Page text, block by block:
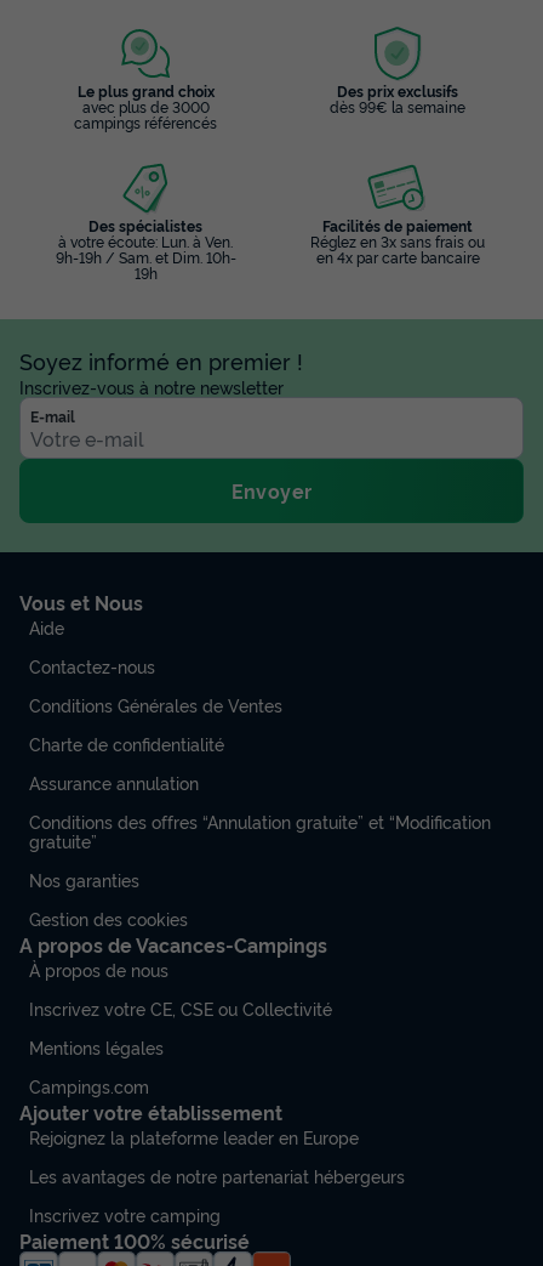
Le plus grand choix
avec plus de 3000
campings référencés
Des prix exclusifs
dès 99€ la semaine
Des spécialistes
à votre écoute: Lun. à Ven.
9h-19h / Sam. et Dim. 10h-
19h
Facilités de paiement
Réglez en 3x sans frais ou
en 4x par carte bancaire
Soyez informé en premier !
Inscrivez-vous à notre newsletter
E-mail
Envoyer
Vous et Nous
Aide
Contactez-nous
Conditions Générales de Ventes
Charte de confidentialité
Assurance annulation
Conditions des offres “Annulation gratuite” et “Modification
gratuite”
Nos garanties
Gestion des cookies
A propos de Vacances-Campings
À propos de nous
Inscrivez votre CE, CSE ou Collectivité
Mentions légales
Campings.com
Ajouter votre établissement
Rejoignez la plateforme leader en Europe
Les avantages de notre partenariat hébergeurs
Inscrivez votre camping
Paiement 100% sécurisé